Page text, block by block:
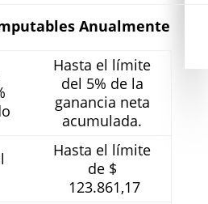
Anualmente
Hasta el límite
del 5% de la
ganancia neta
acumulada.
Hasta el límite
de $
123.861,17